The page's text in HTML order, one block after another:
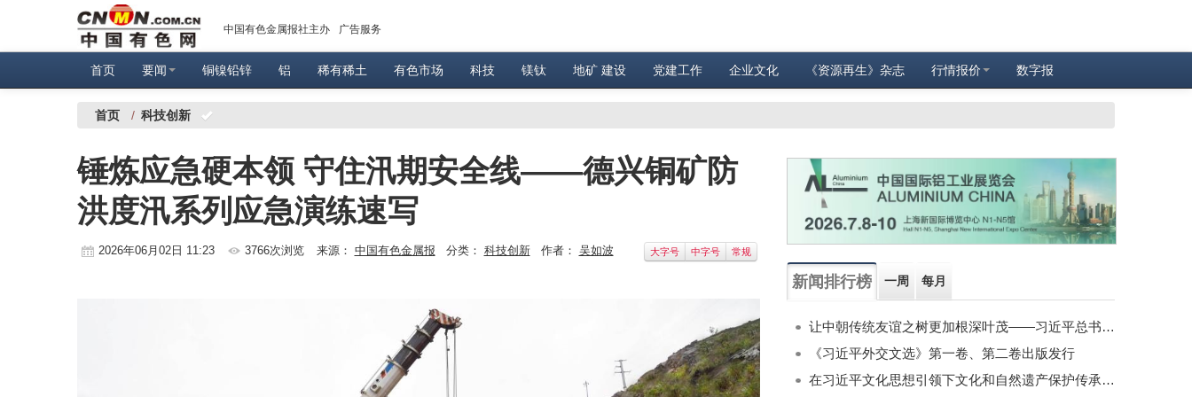
中国有色金属报社主办 广告服务
首页 要闻 铜镍铅锌 铝 稀有稀土 有色市场 科技 镁钛 地矿 建设 党建工作 企业文化 《资源再生》杂志 行情报价 数字报
首页 / 科技创新
锤炼应急硬本领 守住汛期安全线——德兴铜矿防
洪度汛系列应急演练速写
2026年06月02日 11:23 3766次浏览 来源： 中国有色金属报 分类： 科技创新作者： 吴如波 大字号 中字号 常规
新闻排行榜 一周 每月
让中朝传统友谊之树更加根深叶茂——习近平总书记对朝鲜进行国事访问纪实
《习近平外交文选》第一卷、第二卷出版发行
在习近平文化思想引领下文化和自然遗产保护传承利用工作开创新局面